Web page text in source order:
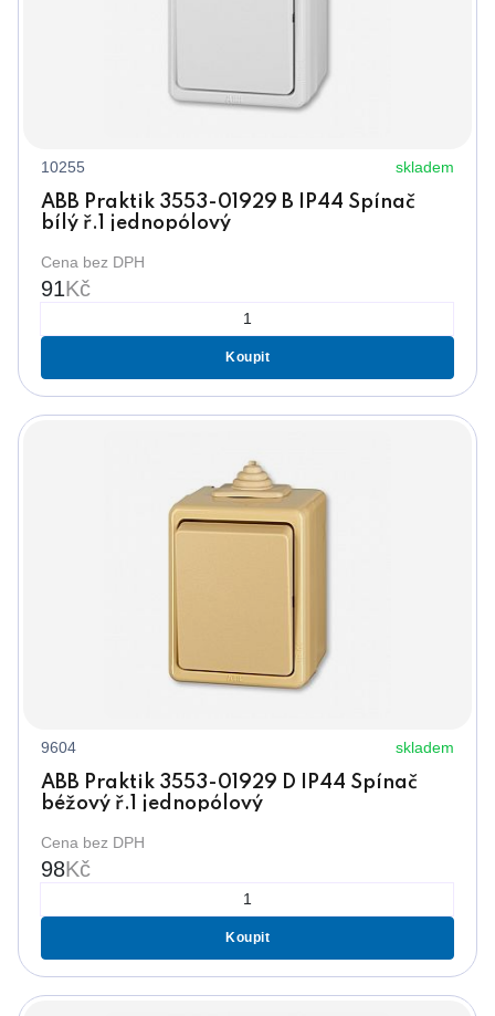
10255 skladem
ABB Praktik 3553-01929 B IP44 Spínač
bílý ř.1 jednopólový
Cena bez DPH
91Kč
Koupit
9604 skladem
ABB Praktik 3553-01929 D IP44 Spínač
béžový ř.1 jednopólový
Cena bez DPH
98Kč
Koupit